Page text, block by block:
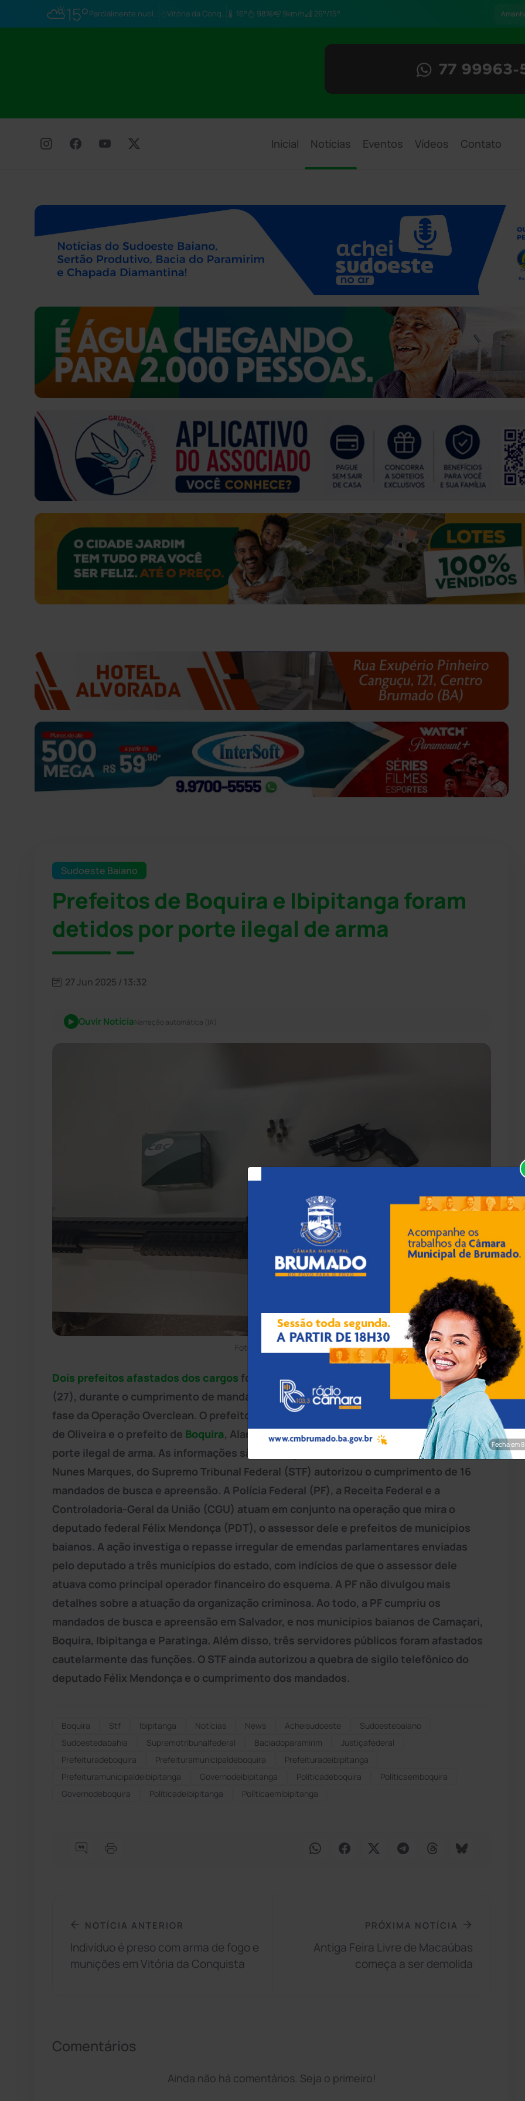
⛅15° Parcialmente nublado Vitória da Conq… 16° 98% 9km/h 26°/15°
Inicial Notícias Eventos Vídeos Contato
Sudoeste Baiano
Prefeitos de Boquira e Ibipitanga foram
detidos por porte ilegal de arma
27 Jun 2025 / 13:32
Ouvir NotíciaNarração automática (IA)
Foto: Divulgação/PF
Dois prefeitos afastados dos cargos foram detidos em flagrante, nesta sexta-feira
(27), durante o cumprimento de mandados de busca e apreensão no âmbito da quarta
fase da Operação Overclean. O prefeito de
Ibipitanga
, Humberto Raimundo Rodrigues
de Oliveira e o prefeito de Boquira, Alan Machado França (PSB), foram detidos por
porte ilegal de arma. As informações são do Blog da Camila Bomfim. O ministro Kassio
Nunes Marques, do Supremo Tribunal Federal (STF) autorizou o cumprimento de 16
mandados de busca e apreensão. A Polícia Federal (PF), a Receita Federal e a
Controladoria-Geral da União (CGU) atuam em conjunto na operação que mira o
deputado federal Félix Mendonça (PDT), o assessor dele e prefeitos de municípios
baianos. A ação investiga o repasse irregular de emendas parlamentares enviadas
pelo deputado a três municípios do estado, com indícios de que o assessor dele
atuava como principal operador financeiro do esquema. A PF não divulgou mais
detalhes sobre a atuação da organização criminosa. Ao todo, a PF cumpriu os
mandados de busca e apreensão em Salvador, e nos municípios baianos de Camaçari,
Boquira, Ibipitanga e Paratinga. Além disso, três servidores públicos foram afastados
cautelarmente das funções. O STF ainda autorizou a quebra de sigilo telefônico do
deputado Félix Mendonça e o cumprimento dos mandados.
Boquira Stf Ibipitanga Notícias News Acheisudoeste
Sudoestebaiano
Sudoestedabahia
Supremotribunalfederal Baciadoparamirim
Justiçafederal
Prefeituradeboquira
Prefeituramunicipaldeboquira
Prefeituradeibipitanga
Prefeituramunicipaldeibipitanga
Governodeibipitanga Políticadeboquira
Políticaemboquira
Governodeboquira
Políticadeibipitanga Políticaemibipitanga
NOTÍCIA ANTERIOR
Indivíduo é preso com arma de fogo e
munições em Vitória da Conquista
PRÓXIMA NOTÍCIA
Antiga Feira Livre de Macaúbas
começa a ser demolida
Comentários
Ainda não há comentários. Seja o primeiro!
Fecha em